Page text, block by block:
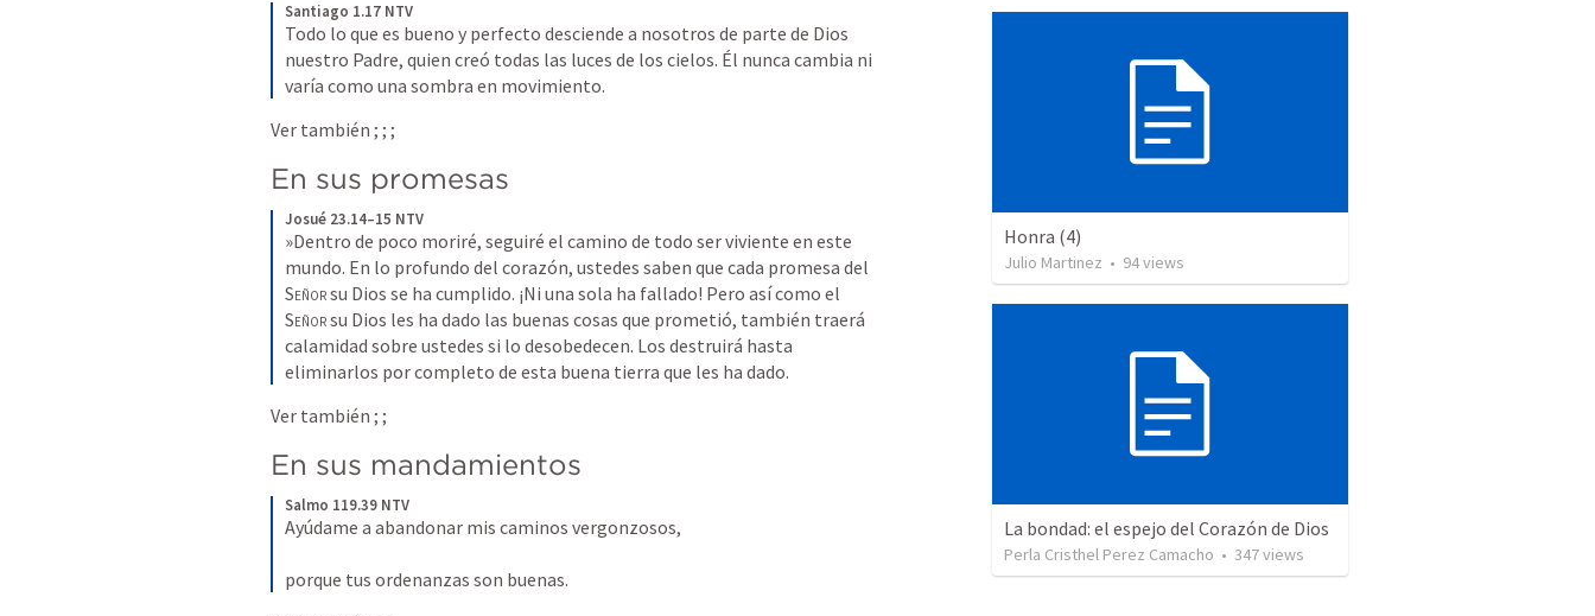
Santiago 1.17 NTV
Todo lo que es bueno y perfecto desciende a nosotros de parte de Dios
nuestro Padre, quien creó todas las luces de los cielos. Él nunca cambia ni
varía como una sombra en movimiento.
Ver también ; ; ;
En sus promesas
Josué 23.14–15 NTV
»Dentro de poco moriré, seguiré el camino de todo ser viviente en este
Señor
Señor su Dios les ha dado las buenas cosas que prometió, también traerá
calamidad sobre ustedes si lo desobedecen. Los destruirá hasta
eliminarlos por completo de esta buena tierra que les ha dado.
Ver también ; ;
En sus mandamientos
Salmo 119.39 NTV
Ayúdame a abandonar mis caminos vergonzosos,
porque tus ordenanzas son buenas.
Honra (4)
Julio Martinez • 94views
La bondad: el espejo del Corazón de Dios
Perla Cristhel Perez Camacho • 347views